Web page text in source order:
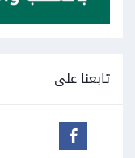
تابعنا على